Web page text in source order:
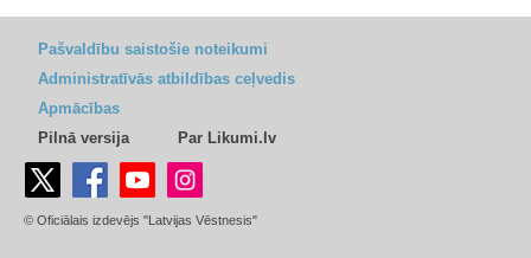
Pašvaldību saistošie noteikumi
Administratīvās atbildības ceļvedis
Apmācības
Pilnā versija
Par Likumi.lv
© Oficiālais izdevējs "Latvijas Vēstnesis"